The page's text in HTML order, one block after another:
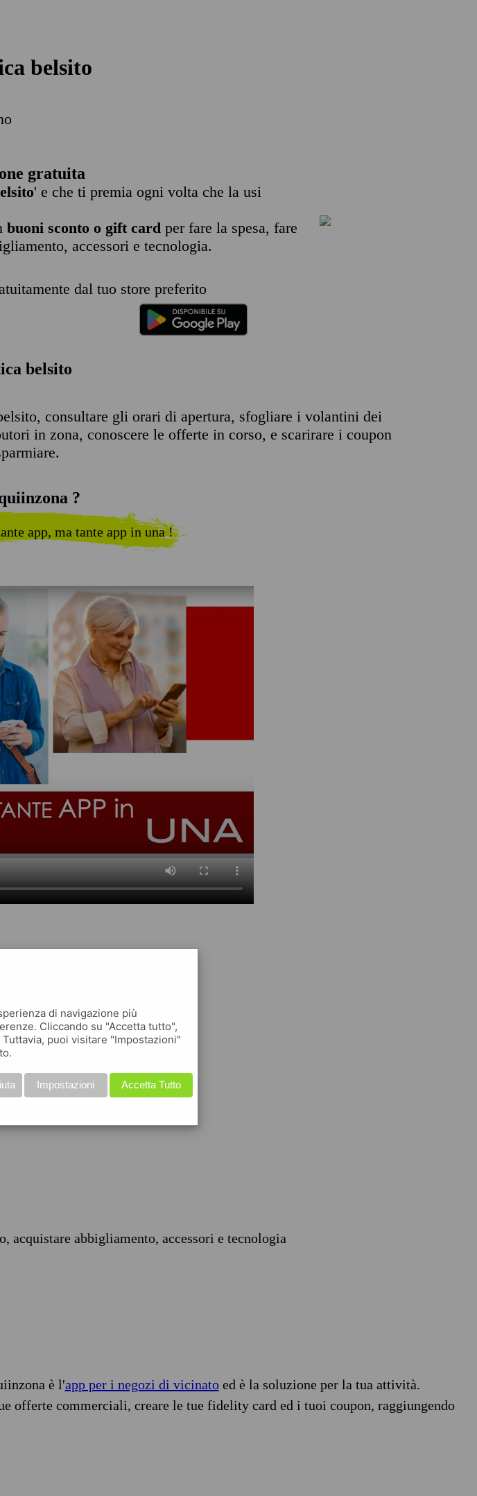
belsito
gratuita
' e che ti premia ogni volta che la usi
buoni sconto o gift card per fare la spesa, fare
accessori e tecnologia.
dal tuo store preferito
belsito
consultare gli orari di apertura, sfogliare i volantini dei
in zona, conoscere le offerte in corso, e scarirare i coupon
?
app, ma tante app in una !
acquistare abbigliamento, accessori e tecnologia
è l'app per i negozi di vicinatoed è la soluzione per la tua attività.
offerte commerciali, creare le tue fidelity card ed i tuoi coupon, raggiungendo
di navigazione più
Cliccando su "Accetta tutto",
puoi visitare "Impostazioni"
Accetta Tutto
Impostazioni